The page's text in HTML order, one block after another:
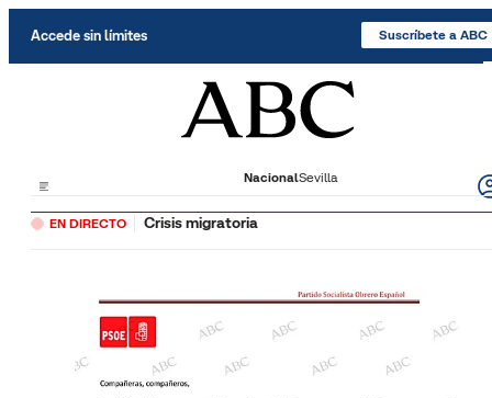
Accede sin límites Suscríbete a ABC
NacionalSevilla
EN DIRECTO Crisis migratoria